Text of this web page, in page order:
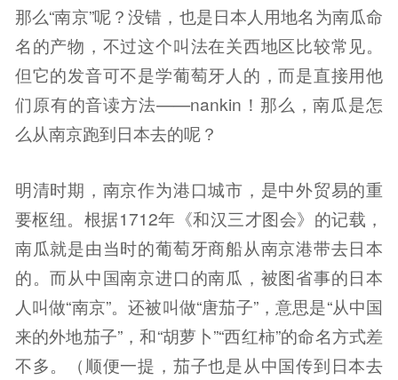
那么“南京”呢？没错，也是日本人用地名为南瓜命
名的产物，不过这个叫法在关西地区比较常见。
但它的发音可不是学葡萄牙人的，而是直接用他
们原有的音读方法——nankin！那么，南瓜是怎
么从南京跑到日本去的呢？
明清时期，南京作为港口城市，是中外贸易的重
要枢纽。根据1712年《和汉三才图会》的记载，
南瓜就是由当时的葡萄牙商船从南京港带去日本
的。而从中国南京进口的南瓜，被图省事的日本
人叫做“南京”。还被叫做“唐茄子”，意思是“从中国
来的外地茄子”，和“胡萝卜”“西红柿”的命名方式差
不多。（顺便一提，茄子也是从中国传到日本去